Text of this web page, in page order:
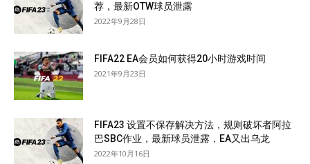
荐，最新OTW球员泄露
2022年9月28日
FIFA22 EA会员如何获得20小时游戏时间
2021年9月23日
FIFA23 设置不保存解决方法，规则破坏者阿拉
巴SBC作业，最新球员泄露，EA又出乌龙
2022年10月16日